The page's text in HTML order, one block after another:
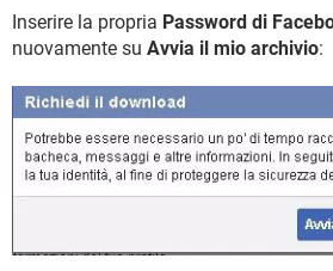
Inserire la propria Password di
nuovamente su Avvia il mio archivio: